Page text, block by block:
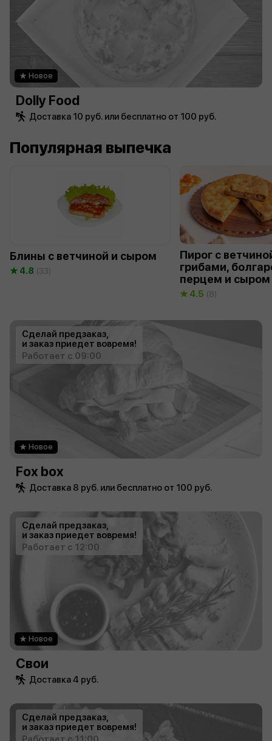
Новое
Dolly Food
Доставка 10 руб. или бесплатно от 100 руб.
Популярная выпечка
Блины с ветчиной и сыром
4.8 (33)
Пирог с
грибами,
перцем и сыром
4.5 (8)
Сделай предзаказ,
и заказ приедет вовремя!
Работает с 09:00
Новое
Fox box
Доставка 8 руб. или бесплатно от 100 руб.
Сделай предзаказ,
и заказ приедет вовремя!
Работает с 12:00
Новое
Свои
Доставка 4 руб.
Сделай предзаказ,
и заказ приедет вовремя!